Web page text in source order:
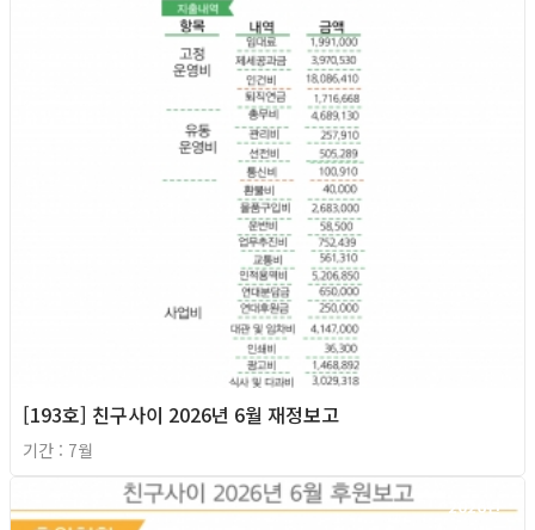
[193호] 친구사이 2026년 6월 재정보고
기간 : 7월
2026년